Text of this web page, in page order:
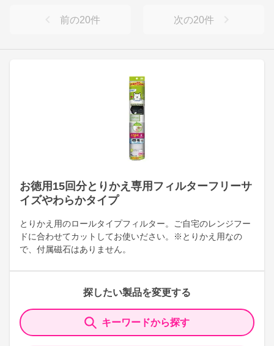
お徳用15回分とりかえ専用フィルターフリーサ
イズやわらかタイプ
とりかえ用のロールタイプフィルター。ご自宅のレンジフー
ドに合わせてカットしてお使いださい。※とりかえ用なの
で、付属磁石はありません。
探したい製品を変更する
キーワードから探す
前の20件 次の20件